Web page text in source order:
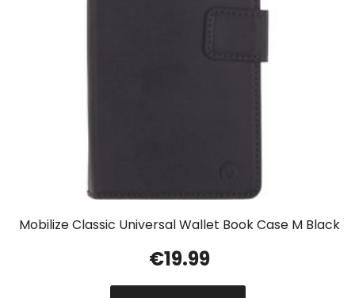
Mobilize Classic Universal Wallet Book Case M Black
€19.99